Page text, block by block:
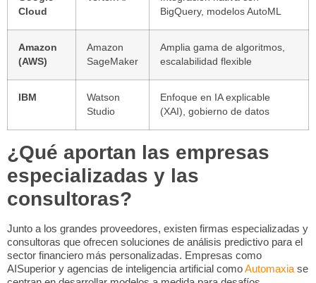
Cloud
BigQuery, modelos AutoML
Amazon
(AWS)
Amazon
SageMaker
Amplia gama de algoritmos,
escalabilidad flexible
IBM
Watson
Studio
Enfoque en IA explicable
(XAI), gobierno de datos
¿Qué aportan las empresas
especializadas y las
consultoras?
Junto a los grandes proveedores, existen firmas especializadas y
consultoras que ofrecen soluciones de análisis predictivo para el
sector financiero más personalizadas. Empresas como
AISuperior y agencias de inteligencia artificial comoAutomaxiase